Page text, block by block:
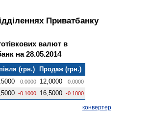
Приватбанку
валют в
на 28.05.2014
(грн.)
Продаж (грн.)
0.0000 12,0000 0.0000
-0.1000 16,5000 -0.1000
конвертер